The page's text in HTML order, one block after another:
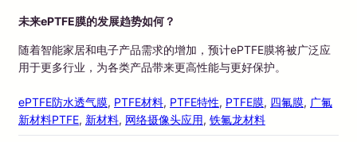
未来ePTFE膜的发展趋势如何？
随着智能家居和电子产品需求的增加，预计ePTFE膜将被广泛应
用于更多行业，为各类产品带来更高性能与更好保护。
ePTFE防水透气膜, PTFE材料, PTFE特性, PTFE膜, 四氟膜, 广氟
新材料PTFE, 新材料, 网络摄像头应用, 铁氟龙材料